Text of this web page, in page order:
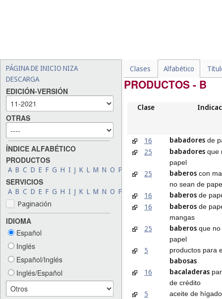
PÁGINA DE INICIO NIZA
DESCARGA
EDICIÓN-VERSIÓN
OTRAS
ÍNDICE ALFABÉTICO
PRODUCTOS
A B C D E F G H I J K L M N O P S T V W
SERVICIOS
A B C D E F G H I J K L M N O P S T V W
Paginación
IDIOMA
Español
Inglés
Español/Inglés
Inglés/Español
Clases Alfabético
PRODUCTOS - B
Clase
16 babadores de
25 babadores que
papel
25 baberos con
no sean de
16 baberos de
16 baberos de
mangas
25 baberos que
papel
5 productos para
babosas
16
bacaladeras
de crédito
5 aceite de